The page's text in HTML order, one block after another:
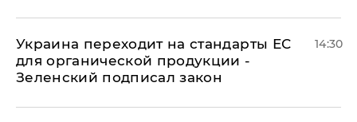
Украина переходит на стандарты ЕС
для органической продукции -
Зеленский подписал закон
14:30